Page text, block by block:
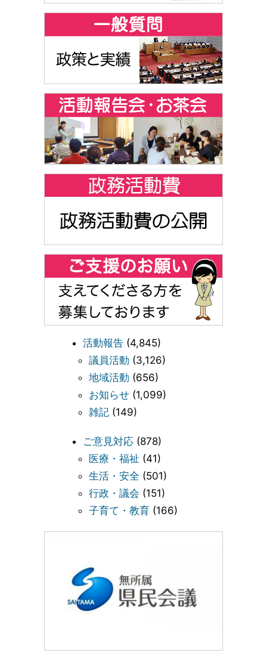
活動報告 (4,845)
議員活動 (3,126)
地域活動 (656)
お知らせ (1,099)
雑記 (149)
ご意見対応 (878)
医療・福祉 (41)
生活・安全 (501)
行政・議会 (151)
子育て・教育 (166)